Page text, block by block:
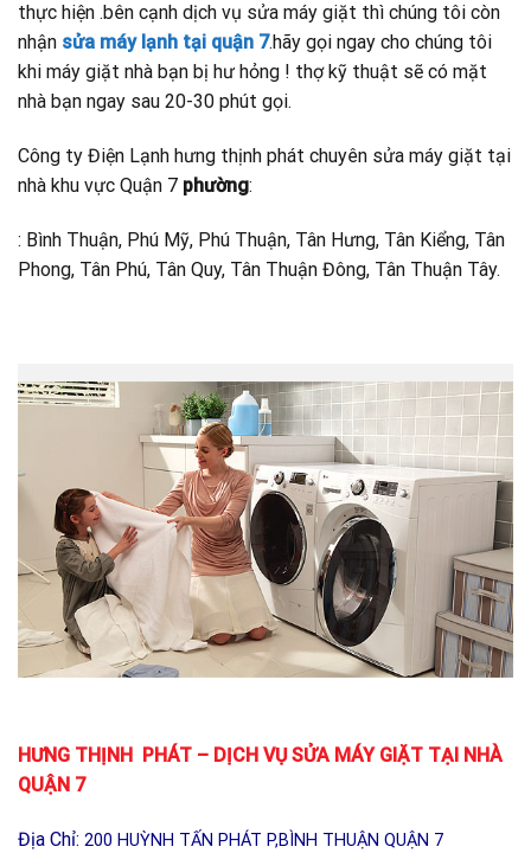
thực hiện .bên cạnh dịch vụ sửa máy giặt thì chúng tôi còn
nhận sửa máy lạnh tại quận 7.hãy gọi ngay cho chúng tôi
khi máy giặt nhà bạn bị hư hỏng ! thợ kỹ thuật sẽ có mặt
nhà bạn ngay sau 20-30 phút gọi.
Công ty Điện Lạnh hưng thịnh phát chuyên sửa máy giặt tại
nhà khu vực Quận 7 phường:
: Bình Thuận, Phú Mỹ, Phú Thuận, Tân Hưng, Tân Kiểng, Tân
Phong, Tân Phú, Tân Quy, Tân Thuận Đông, Tân Thuận Tây.
HƯNG THỊNH PHÁT – DỊCH VỤ SỬA MÁY GIẶT TẠI NHÀ
QUẬN 7
Địa Chỉ: 200 HUỲNH TẤN PHÁT P,BÌNH THUẬN QUẬN 7